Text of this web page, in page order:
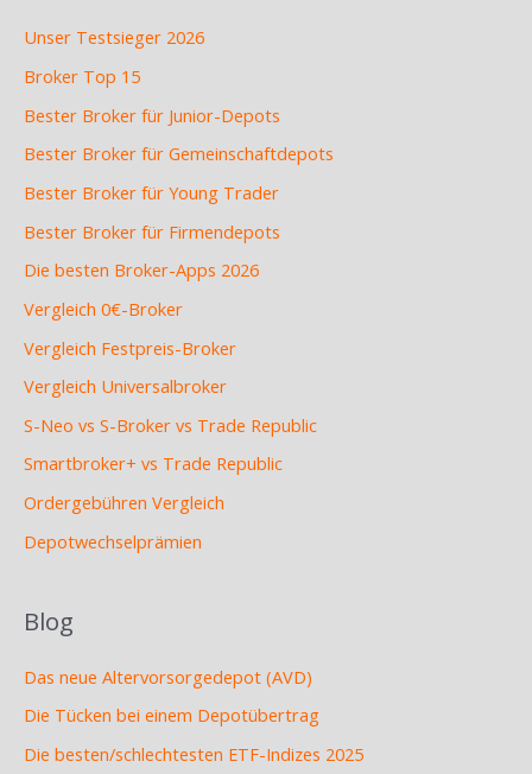
Unser Testsieger 2026
Broker Top 15
Bester Broker für Junior-Depots
Bester Broker für Gemeinschaftdepots
Bester Broker für Young Trader
Bester Broker für Firmendepots
Die besten Broker-Apps 2026
Vergleich 0€-Broker
Vergleich Festpreis-Broker
Vergleich Universalbroker
S-Neo vs S-Broker vs Trade Republic
Smartbroker+ vs Trade Republic
Ordergebühren Vergleich
Depotwechselprämien
Blog
Das neue Altervorsorgedepot (AVD)
Die Tücken bei einem Depotübertrag
Die besten/schlechtesten ETF-Indizes 2025